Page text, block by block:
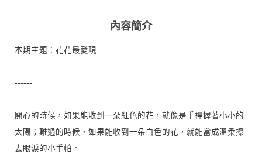
內容簡介
本期主題：花花最愛現
------
開心的時候，如果能收到一朵紅色的花，就像是手裡握著小小的
太陽；難過的時候，如果能收到一朵白色的花，就能當成溫柔擦
去眼淚的小手帕。